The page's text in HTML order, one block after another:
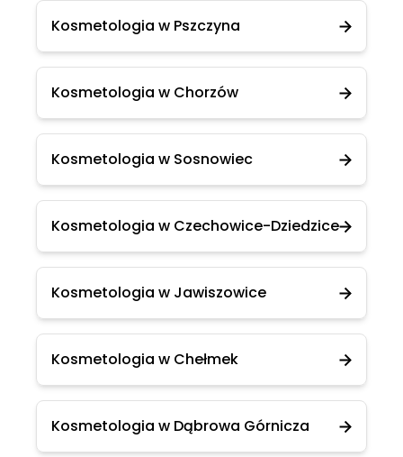
Kosmetologia w Pszczyna
Kosmetologia w Chorzów
Kosmetologia w Sosnowiec
Kosmetologia w Czechowice-Dziedzice
Kosmetologia w Jawiszowice
Kosmetologia w Chełmek
Kosmetologia w Dąbrowa Górnicza